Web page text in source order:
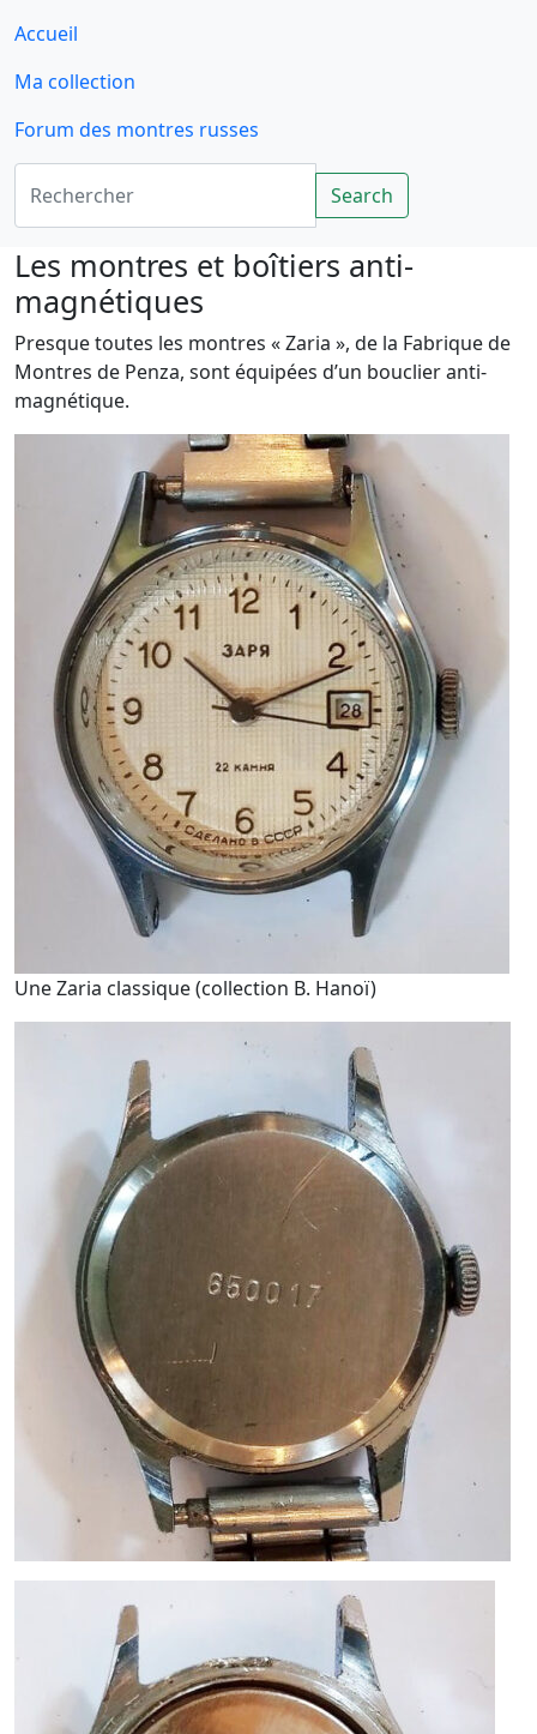
Accueil
Ma collection
Forum des montres russes
Rechercher
Search
Les montres et boîtiers anti-
magnétiques
Presque toutes les montres « Zaria », de la Fabrique de
Montres de Penza, sont équipées d’un bouclier anti-
magnétique.
Une Zaria classique (collection B. Hanoï)